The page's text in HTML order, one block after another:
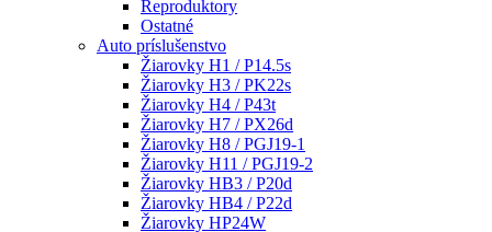
Reproduktory
Ostatné
Auto príslušenstvo
Žiarovky H1 / P14.5s
Žiarovky H3 / PK22s
Žiarovky H4 / P43t
Žiarovky H7 / PX26d
Žiarovky H8 / PGJ19-1
Žiarovky H11 / PGJ19-2
Žiarovky HB3 / P20d
Žiarovky HB4 / P22d
Žiarovky HP24W